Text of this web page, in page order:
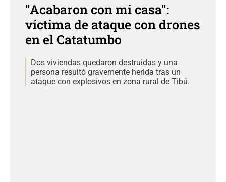
"Acabaron con mi casa":
víctima de ataque con drones
en el Catatumbo
Dos viviendas quedaron destruidas y una
persona resultó gravemente herida tras un
ataque con explosivos en zona rural de Tibú.